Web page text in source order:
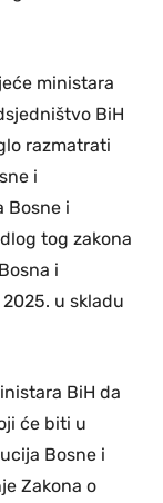
ministara
BiH
razmatrati
i
Bosne i
tog zakona
i
u skladu
BiH da
će biti u
Bosne i
Zakona o